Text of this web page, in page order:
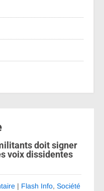
doit signer
voix dissidentes
| Flash Info, Société